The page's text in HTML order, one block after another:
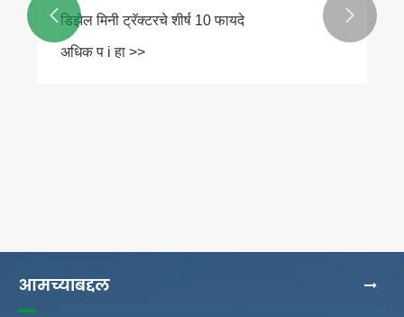
डिझेल मिनी ट्रॅक्टरचे शीर्ष 10 फायदे
अधिक प i हा >>
 
आमच्याबद्दल